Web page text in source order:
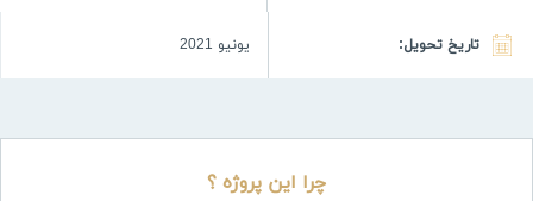
تاریخ تحویل: يونيو 2021
چرا این پروژه ؟